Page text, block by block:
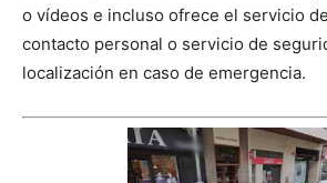
o vídeos e incluso ofrece el servicio
contacto personal o servicio de
localización en caso de emergencia.